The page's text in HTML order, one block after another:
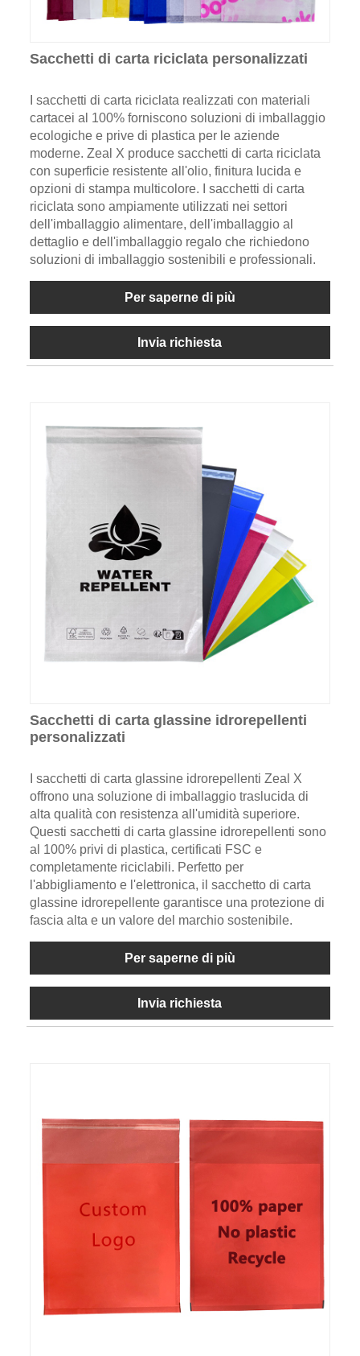
Sacchetti di carta riciclata personalizzati
I sacchetti di carta riciclata realizzati con materiali
cartacei al 100% forniscono soluzioni di imballaggio
ecologiche e prive di plastica per le aziende
moderne. Zeal X produce sacchetti di carta riciclata
con superficie resistente all'olio, finitura lucida e
opzioni di stampa multicolore. I sacchetti di carta
riciclata sono ampiamente utilizzati nei settori
dell'imballaggio alimentare, dell'imballaggio al
dettaglio e dell'imballaggio regalo che richiedono
soluzioni di imballaggio sostenibili e professionali.
Per saperne di più
Invia richiesta
Sacchetti di carta glassine idrorepellenti
personalizzati
I sacchetti di carta glassine idrorepellenti Zeal X
offrono una soluzione di imballaggio traslucida di
alta qualità con resistenza all'umidità superiore.
Questi sacchetti di carta glassine idrorepellenti sono
al 100% privi di plastica, certificati FSC e
completamente riciclabili. Perfetto per
l'abbigliamento e l'elettronica, il sacchetto di carta
glassine idrorepellente garantisce una protezione di
fascia alta e un valore del marchio sostenibile.
Per saperne di più
Invia richiesta